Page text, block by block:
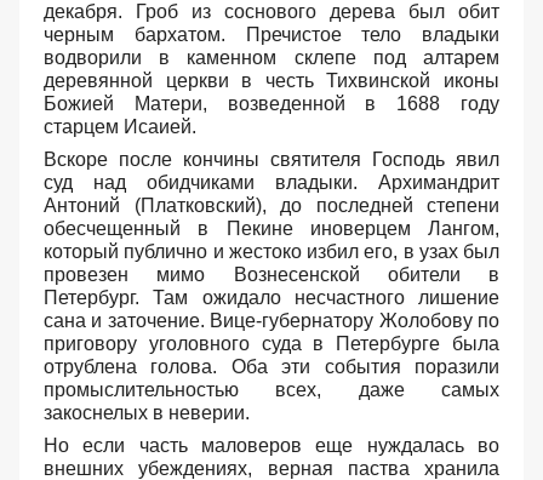
декабря. Гроб из соснового дерева был обит
черным бархатом. Пречистое тело владыки
водворили в каменном склепе под алтарем
деревянной церкви в честь Тихвинской иконы
Божией Матери, возведенной в 1688 году
старцем Исаией.
Вскоре после кончины святителя Господь явил
суд над обидчиками владыки. Архимандрит
Антоний (Платковский), до последней степени
обесчещенный в Пекине иноверцем Лангом,
который публично и жестоко избил его, в узах был
провезен мимо Вознесенской обители в
Петербург. Там ожидало несчастного лишение
сана и заточение. Вице-губернатору Жолобову по
приговору уголовного суда в Петербурге была
отрублена голова. Оба эти события поразили
промыслительностью всех, даже самых
закоснелых в неверии.
Но если часть маловеров еще нуждалась во
внешних убеждениях, верная паства хранила